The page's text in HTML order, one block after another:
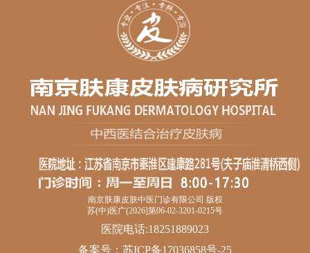
南京肤康皮肤中医门诊有限公司 版权
苏(中)医广(2026]第06-02-3201-0215号
医院电话:18251889023
备案号： 苏ICP备17036858号-25